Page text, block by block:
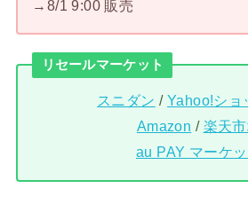
→8/1 9:00 販売
リセールマーケット
スニダン / Yahoo!ショ
Amazon / 楽天
au PAY マーケッ